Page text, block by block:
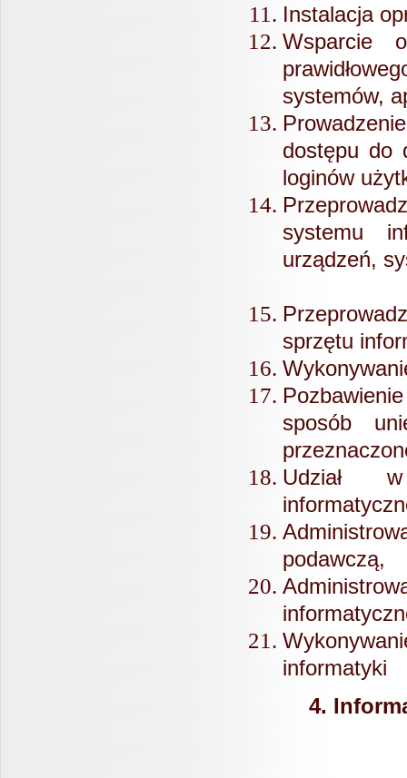
Instalacja
Wsparcie
systemów,
dostępu do
loginów
systemu
urządzeń,
sprzętu
sposób
Udział
podawczą,
informatyki
4.